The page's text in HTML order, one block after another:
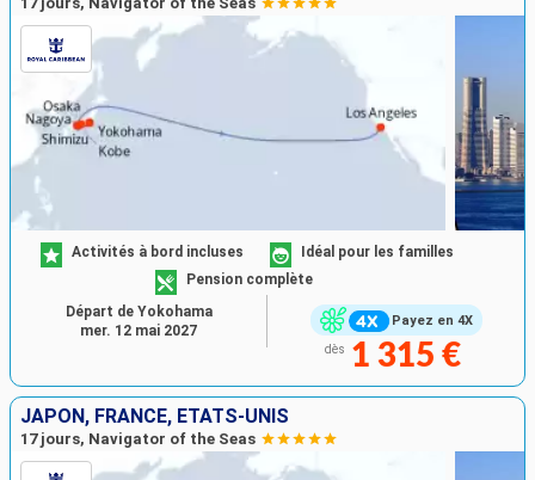
Payez en 4X
Activités à bord incluses
Idéal pour les familles
Pension complète
dès 1 315 €
Départ de Yokohama
mer. 12 mai 2027
JAPON, FRANCE, ÉTATS-UNIS
17 jours, Navigator of the Seas